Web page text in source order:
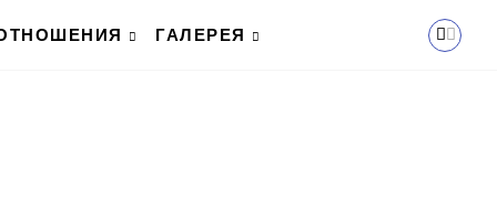
ГАЛЕРЕЯ